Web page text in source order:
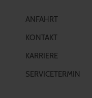
ANFAHRT
KONTAKT
KARRIERE
SERVICETERMIN